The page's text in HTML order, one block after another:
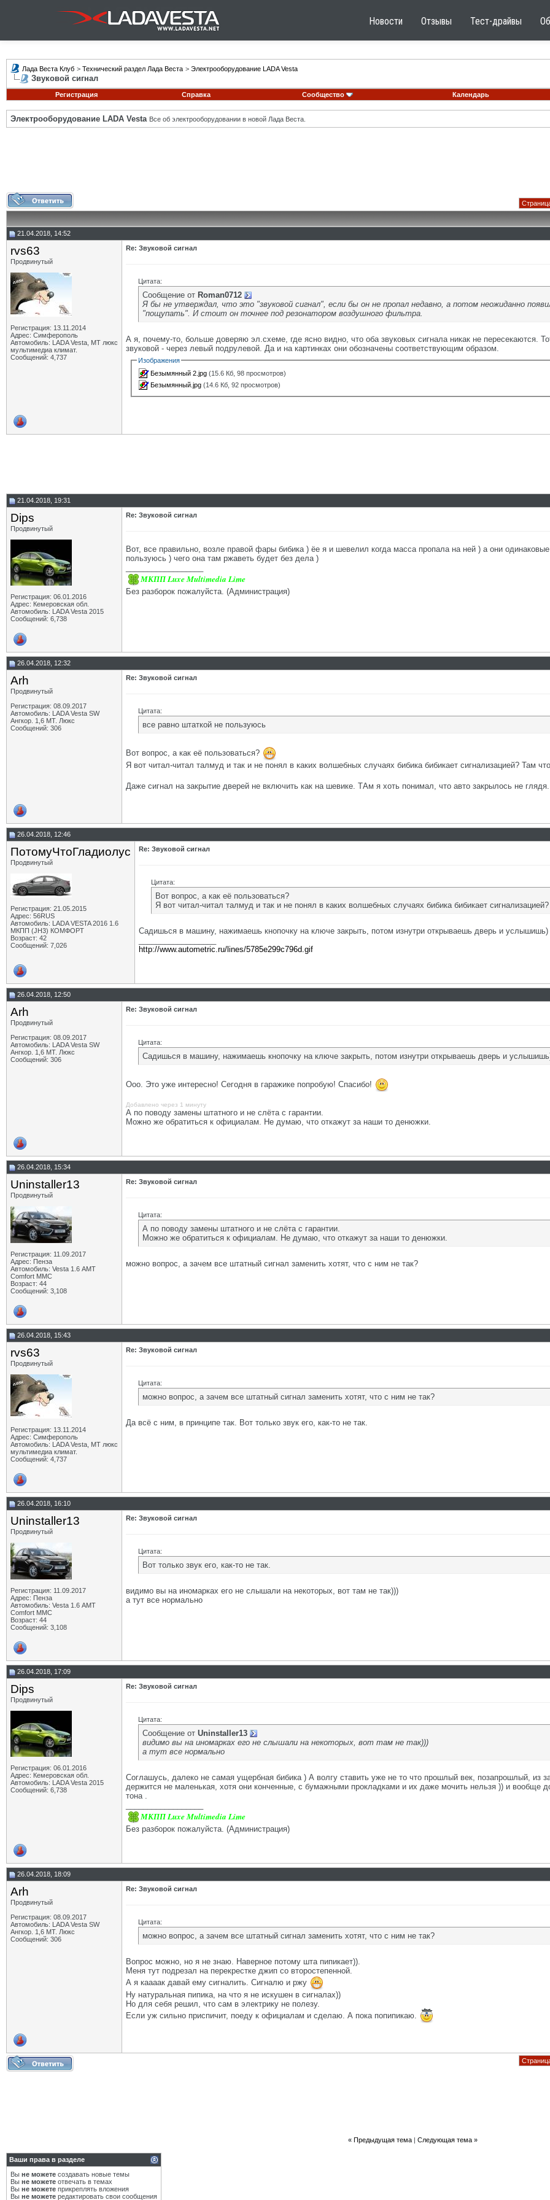
Новости Отзывы Тест-драйвы
Лада Веста Клуб > Технический раздел Лада Веста > Электрооборудование LADA Vesta
Звуковой сигнал
Регистрация Справка Сообщество Календарь
Электрооборудование LADA Vesta Все об электрооборудовании в новой Лада Веста.
21.04.2018, 14:52
rvs63
Продвинутый
Регистрация: 13.11.2014
Адрес: Симферополь
Автомобиль: LADA Vesta, МТ люкс
мультимедиа климат.
Сообщений: 4,737
Re: Звуковой сигнал
Цитата:
Сообщение от Roman0712
Я бы не утверждал, что это "звуковой сигнал", если бы он не пропал недавно, а потом неожиданно
"пощупать". И стоит он точнее под резонатором воздушного фильтра.
А я, почему-то, больше доверяю эл.схеме, где ясно видно, что оба звуковых сигнала никак не пересекаются.
звуковой - через левый подрулевой. Да и на картинках они обозначены соответствующим образом.
Изображения
Безымянный 2.jpg (15.6 Кб, 98 просмотров)
Безымянный.jpg (14.6 Кб, 92 просмотров)
21.04.2018, 19:31
Dips
Продвинутый
Регистрация: 06.01.2016
Адрес: Кемеровская обл.
Автомобиль: LADA Vesta 2015
Сообщений: 6,738
Re: Звуковой сигнал
Вот, все правильно, возле правой фары бибика ) ёе я и шевелил когда масса пропала на ней ) а они
пользуюсь ) чего она там ржаветь будет без дела )
МКПП Luxe Multimedia Lime
Без разборок пожалуйста. (Администрация)
26.04.2018, 12:32
Arh
Продвинутый
Регистрация: 08.09.2017
Автомобиль: LADA Vesta SW
Ангкор. 1,6 MT. Люкс
Сообщений: 306
Re: Звуковой сигнал
Цитата:
все равно штаткой не пользуюсь
Вот вопрос, а как её пользоваться?
Я вот читал-читал талмуд и так и не понял в каких волшебных случаях бибика бибикает сигнализацией? Там
Даже сигнал на закрытие дверей не включить как на шевике. ТАм я хоть понимал, что авто закрылось не
26.04.2018, 12:46
ПотомуЧтоГладиолус
Продвинутый
Регистрация: 21.05.2015
Адрес: 56RUS
Автомобиль: LADA VESTA 2016 1.6
МКПП (JH3) КОМФОРТ
Возраст: 42
Сообщений: 7,026
Re: Звуковой сигнал
Цитата:
Вот вопрос, а как её пользоваться?
Я вот читал-читал талмуд и так и не понял в каких волшебных случаях бибика бибикает сигнализацией?
Садишься в машину, нажимаешь кнопочку на ключе закрыть, потом изнутри открываешь дверь и услышишь)
http://www.autometric.ru/lines/5785e299c796d.gif
26.04.2018, 12:50
Arh
Продвинутый
Регистрация: 08.09.2017
Автомобиль: LADA Vesta SW
Ангкор. 1,6 MT. Люкс
Сообщений: 306
Re: Звуковой сигнал
Цитата:
Садишься в машину, нажимаешь кнопочку на ключе закрыть, потом изнутри открываешь дверь и
Ооо. Это уже интересно! Сегодня в гаражике попробую! Спасибо!
Добавлено через 1 минуту
А по поводу замены штатного и не слёта с гарантии.
Можно же обратиться к официалам. Не думаю, что откажут за наши то денюжки.
26.04.2018, 15:34
Uninstaller13
Продвинутый
Регистрация: 11.09.2017
Адрес: Пенза
Автомобиль: Vesta 1.6 АМТ
Comfort MMC
Возраст: 44
Сообщений: 3,108
Re: Звуковой сигнал
Цитата:
А по поводу замены штатного и не слёта с гарантии.
Можно же обратиться к официалам. Не думаю, что откажут за наши то денюжки.
можно вопрос, а зачем все штатный сигнал заменить хотят, что с ним не так?
26.04.2018, 15:43
rvs63
Продвинутый
Регистрация: 13.11.2014
Адрес: Симферополь
Автомобиль: LADA Vesta, МТ люкс
мультимедиа климат.
Сообщений: 4,737
Re: Звуковой сигнал
Цитата:
можно вопрос, а зачем все штатный сигнал заменить хотят, что с ним не так?
Да всё с ним, в принципе так. Вот только звук его, как-то не так.
26.04.2018, 16:10
Uninstaller13
Продвинутый
Регистрация: 11.09.2017
Адрес: Пенза
Автомобиль: Vesta 1.6 АМТ
Comfort MMC
Возраст: 44
Сообщений: 3,108
Re: Звуковой сигнал
Цитата:
Вот только звук его, как-то не так.
видимо вы на иномарках его не слышали на некоторых, вот там не так)))
а тут все нормально
26.04.2018, 17:09
Dips
Продвинутый
Регистрация: 06.01.2016
Адрес: Кемеровская обл.
Автомобиль: LADA Vesta 2015
Сообщений: 6,738
Re: Звуковой сигнал
Цитата:
Сообщение от Uninstaller13
видимо вы на иномарках его не слышали на некоторых, вот там не так)))
а тут все нормально
Соглашусь, далеко не самая ущербная бибика ) А волгу ставить уже не то что прошлый век, позапрошлый, из
держится не маленькая, хотя они конченные, с бумажными прокладками и их даже мочить нельзя )) и вообще
тона .
МКПП Luxe Multimedia Lime
Без разборок пожалуйста. (Администрация)
26.04.2018, 18:09
Arh
Продвинутый
Регистрация: 08.09.2017
Автомобиль: LADA Vesta SW
Ангкор. 1,6 MT. Люкс
Сообщений: 306
Re: Звуковой сигнал
Цитата:
можно вопрос, а зачем все штатный сигнал заменить хотят, что с ним не так?
Вопрос можно, но я не знаю. Наверное потому шта пипикает)).
Меня тут подрезал на перекрестке джип со второстепенной.
А я каааак давай ему сигналить. Сигналю и ржу
Ну натуральная пипика, на что я не искушен в сигналах))
Но для себя решил, что сам в электрику не полезу.
Если уж сильно приспичит, поеду к официалам и сделаю. А пока попипикаю.
« Предыдущая тема| Следующая тема »
Ваши права в разделе
Вы не можете создавать новые темы
Вы не можете отвечать в темах
Вы не можете прикреплять вложения
Вы не можете редактировать свои сообщения